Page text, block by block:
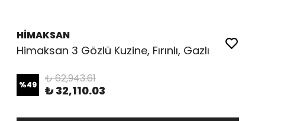
HİMAKSAN
Himaksan 3 Gözlü Kuzine, Fırınlı, Gazlı
%49 ₺ 62,943.61
₺ 32,110.03